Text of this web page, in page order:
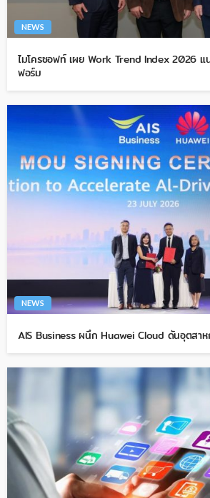
NEWS
ไมโครซอฟท์ เผย Work Trend Index 2026 แ
ฟอร์ม
NEWS
AIS Business ผนึก Huawei Cloud ดันอุตสา